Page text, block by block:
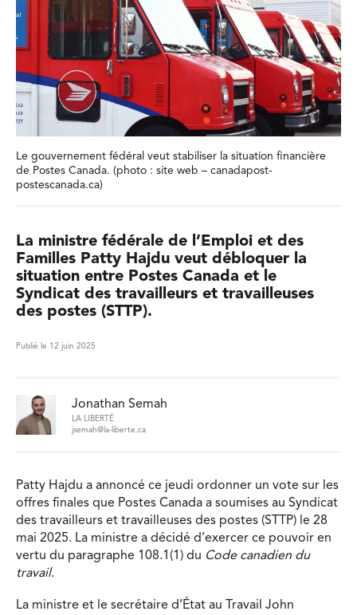
Le gouvernement fédéral veut stabiliser la situation financière
de Postes Canada. (photo : site web – canadapost-
postescanada.ca)
La ministre fédérale de l’Emploi et des
Familles Patty Hajdu veut débloquer la
situation entre Postes Canada et le
Syndicat des travailleurs et travailleuses
des postes (STTP).
Publié le 12 juin 2025
Jonathan Semah
LA LIBERTÉ
jsemah@la-liberte.ca
Patty Hajdu a annoncé ce jeudi ordonner un vote sur les
offres finales que Postes Canada a soumises au Syndicat
des travailleurs et travailleuses des postes (STTP) le 28
mai 2025. La ministre a décidé d’exercer ce pouvoir en
vertu du paragraphe 108.1(1) du Code canadien du
travail.
La ministre et le secrétaire d’État au Travail John